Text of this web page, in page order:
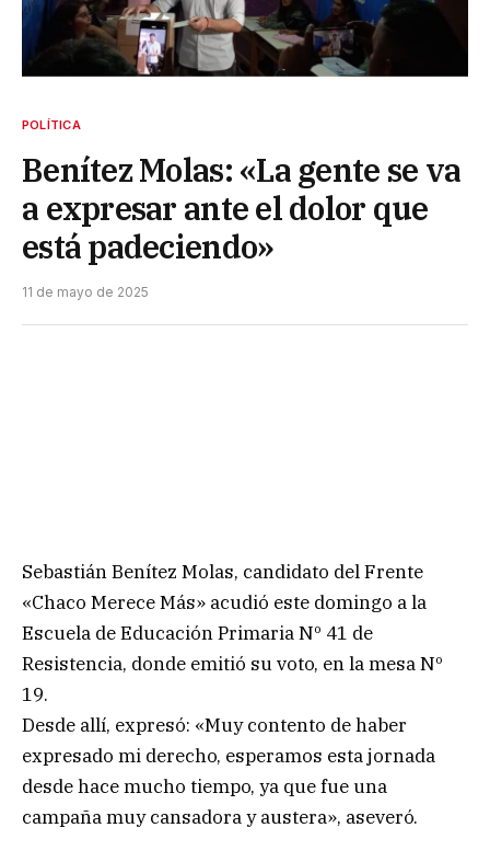
POLÍTICA
Benítez Molas: «La gente se va
a expresar ante el dolor que
está padeciendo»
11 de mayo de 2025
Sebastián Benítez Molas, candidato del Frente
«Chaco Merece Más» acudió este domingo a la
Escuela de Educación Primaria Nº 41 de
Resistencia, donde emitió su voto, en la mesa Nº
19.
Desde allí, expresó: «Muy contento de haber
expresado mi derecho, esperamos esta jornada
desde hace mucho tiempo, ya que fue una
campaña muy cansadora y austera», aseveró.